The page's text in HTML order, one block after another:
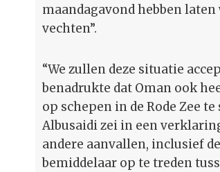
maandagavond hebben
vechten”.
“We zullen deze situatie
benadrukte dat Oman ook
op schepen in de Rode Zee
Albusaidi zei in een
andere aanvallen, inclusief
bemiddelaar op te treden